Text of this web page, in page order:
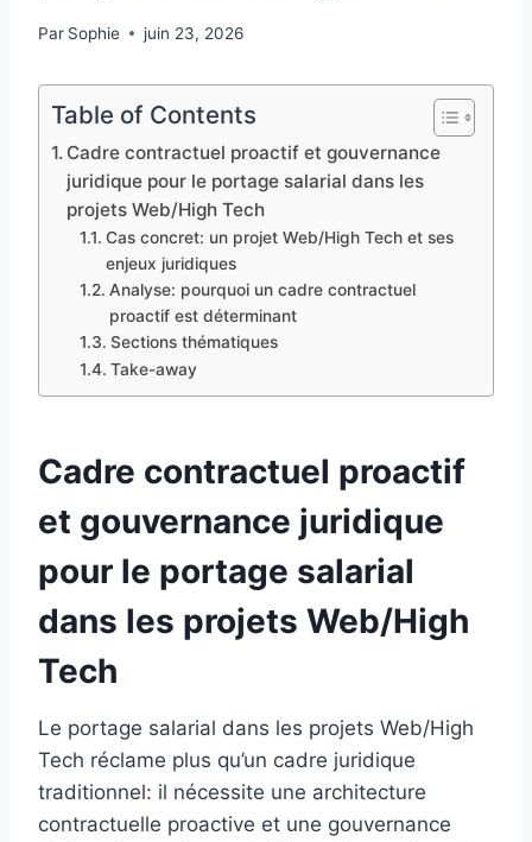
Par Sophie juin 23, 2026
Table of Contents
Cadre contractuel proactif et gouvernance
juridique pour le portage salarial dans les
projets Web/High Tech
Cas concret: un projet Web/High Tech et ses
enjeux juridiques
Analyse: pourquoi un cadre contractuel
proactif est déterminant
Sections thématiques
Take-away
Cadre contractuel proactif
et gouvernance juridique
pour le portage salarial
dans les projets Web/High
Tech
Le portage salarial dans les projets Web/High
Tech réclame plus qu’un cadre juridique
traditionnel: il nécessite une architecture
contractuelle proactive et une gouvernance